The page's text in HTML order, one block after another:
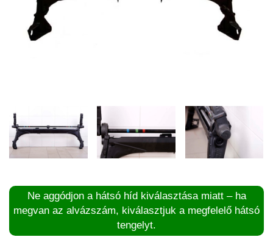
Ne aggódjon a hátsó híd kiválasztása miatt – ha
megvan az alvázszám, kiválasztjuk a megfelelő hátsó
tengelyt.